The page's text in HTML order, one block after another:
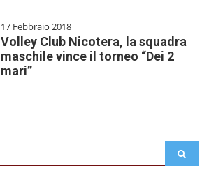
17 Febbraio 2018
Volley Club Nicotera, la squadra
maschile vince il torneo “Dei 2
mari”